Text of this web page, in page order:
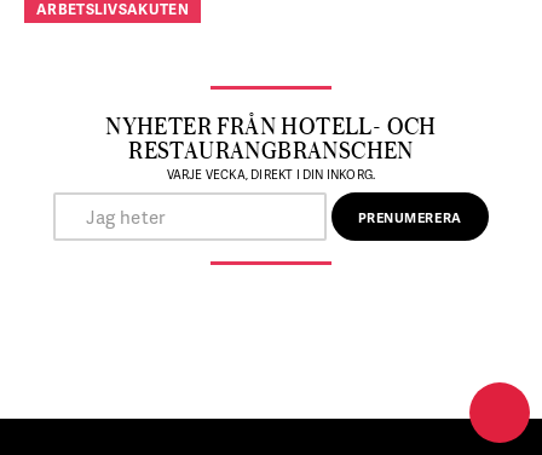
ARBETSLIVSAKUTEN
NYHETER FRÅN HOTELL- OCH
RESTAURANGBRANSCHEN
VARJE VECKA, DIREKT I DIN INKORG.